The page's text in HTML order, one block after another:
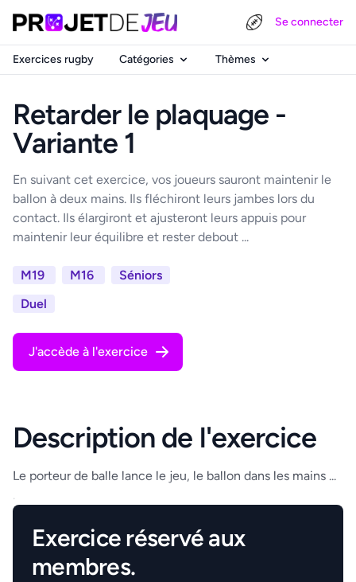
Se connecter
Exercices rugby Catégories Thèmes
Retarder le plaquage -
Variante 1
En suivant cet exercice, vos joueurs sauront maintenir le
ballon à deux mains. Ils fléchiront leurs jambes lors du
contact. Ils élargiront et ajusteront leurs appuis pour
maintenir leur équilibre et rester debout ...
M19 M16
Séniors
Duel
J'accède à l'exercice
Description de l'exercice
Le porteur de balle lance le jeu, le ballon dans les mains ...
.
Exercice réservé aux
membres.